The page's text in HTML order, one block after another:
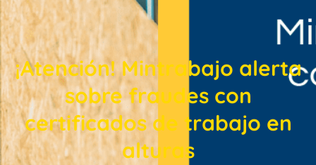
¡Atención! Mintrabajo alerta
sobre fraudes con
certificados de trabajo en
alturas